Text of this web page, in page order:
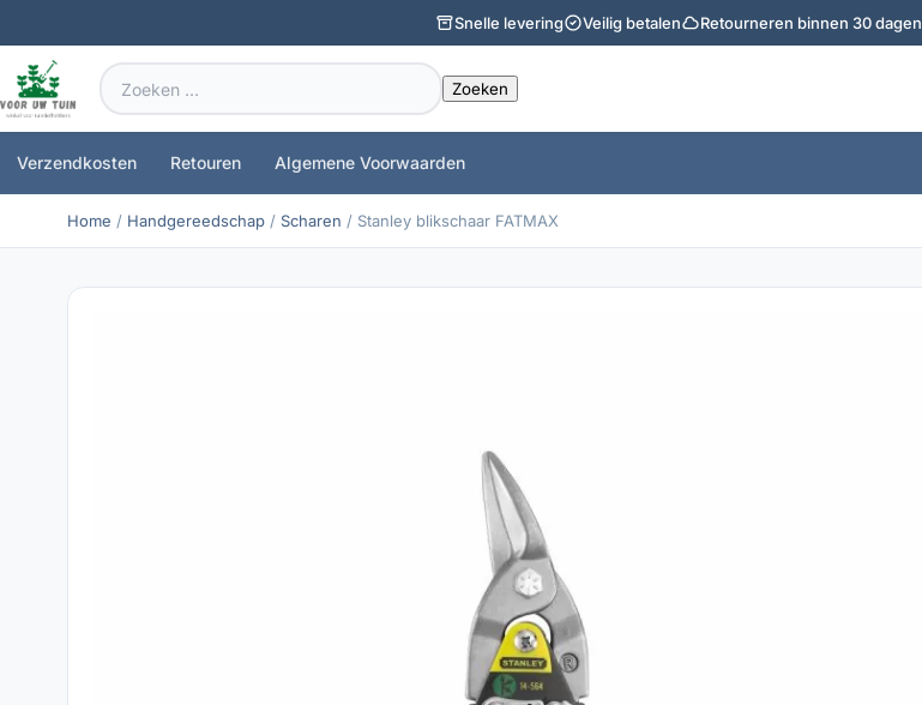
Snelle levering Veilig betalen Retourneren binnen 30 dagen
Zoeken
naar:
Verzendkosten Retouren Algemene Voorwaarden
Home / Handgereedschap / Scharen / Stanley blikschaar FATMAX